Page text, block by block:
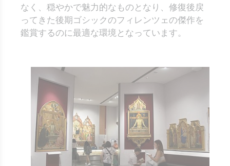
なく、穏やかで魅力的なものとなり、修復後戻
ってきた後期ゴシックのフィレンツェの傑作を
鑑賞するのに最適な環境となっています。